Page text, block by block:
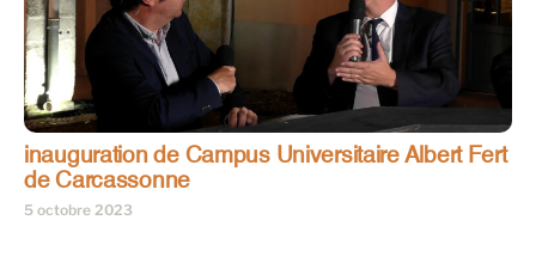
inauguration de Campus Universitaire Albert Fert
de Carcassonne
5 octobre 2023